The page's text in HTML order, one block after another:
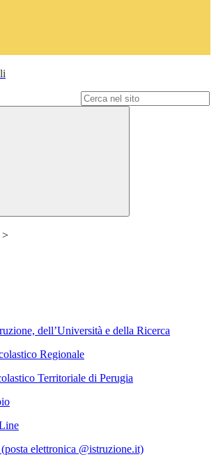
>
dell’Università e della Ricerca
Regionale
Territoriale di Perugia
elettronica @istruzione.it)